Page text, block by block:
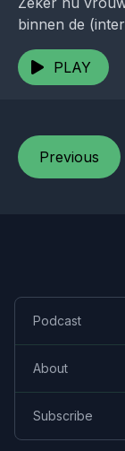
binnen de
tegenaan. Jij,
PLAY
Previous
Podcast
About
Subscribe